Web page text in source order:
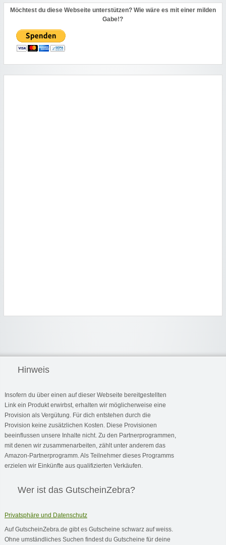
Möchtest du diese Webseite unterstützen? Wie wäre es mit einer milden
Gabe!?
Hinweis
Insofern du über einen auf dieser Webseite bereitgestellten
Link ein Produkt erwirbst, erhalten wir möglicherweise eine
Provision als Vergütung. Für dich entstehen durch die
Provision keine zusätzlichen Kosten. Diese Provisionen
beeinflussen unsere Inhalte nicht. Zu den Partnerprogrammen,
mit denen wir zusammenarbeiten, zählt unter anderem das
Amazon-Partnerprogramm. Als Teilnehmer dieses Programms
erzielen wir Einkünfte aus qualifizierten Verkäufen.
Wer ist das GutscheinZebra?
Privatsphäre und Datenschutz
Auf GutscheinZebra.de gibt es Gutscheine schwarz auf weiss.
Ohne umständliches Suchen findest du Gutscheine für deine